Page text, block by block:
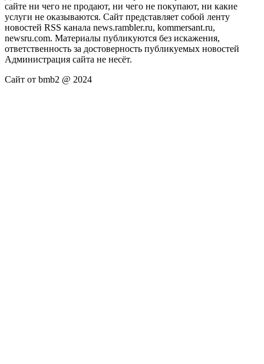
сайте ни чего не продают, ни чего не покупают, ни какие
услуги не оказываются. Сайт представляет собой ленту
новостей RSS канала news.rambler.ru, kommersant.ru,
newsru.com. Материалы публикуются без искажения,
ответственность за достоверность публикуемых новостей
Администрация сайта не несёт.
Сайт от bmb2 @ 2024